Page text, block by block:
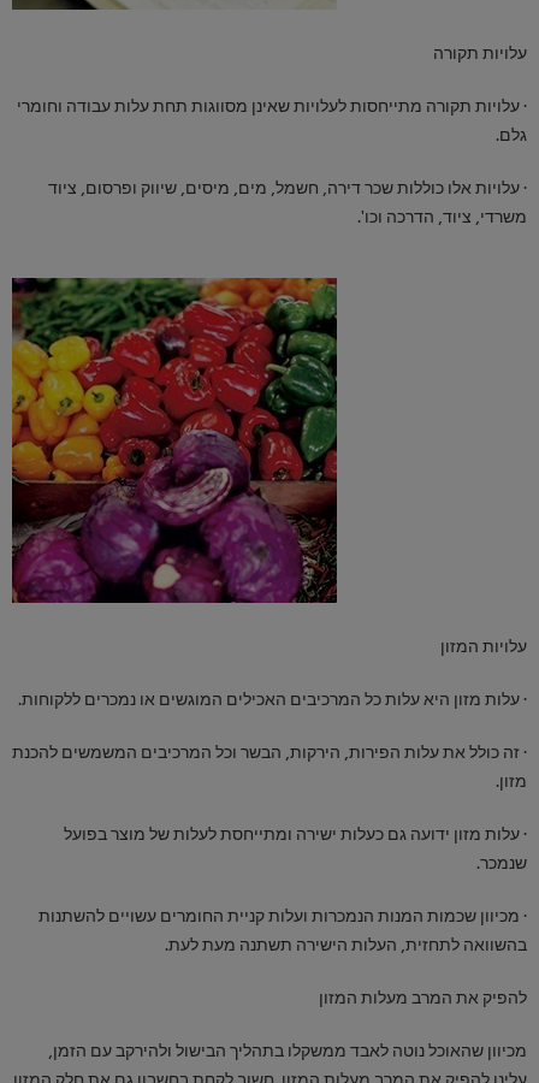
עלויות תקורה
· עלויות תקורה מתייחסות לעלויות שאינן מסווגות תחת עלות עבודה וחומרי
גלם.
· עלויות אלו כוללות שכר דירה, חשמל, מים, מיסים, שיווק ופרסום, ציוד
משרדי, ציוד, הדרכה וכו'.
עלויות המזון
· עלות מזון היא עלות כל המרכיבים האכילים המוגשים או נמכרים ללקוחות.
· זה כולל את עלות הפירות, הירקות, הבשר וכל המרכיבים המשמשים להכנת
מזון.
· עלות מזון ידועה גם כעלות ישירה ומתייחסת לעלות של מוצר בפועל
שנמכר.
· מכיוון שכמות המנות הנמכרות ועלות קניית החומרים עשויים להשתנות
בהשוואה לתחזית, העלות הישירה תשתנה מעת לעת.
להפיק את המרב מעלות המזון
מכיוון שהאוכל נוטה לאבד ממשקלו בתהליך הבישול ולהירקב עם הזמן,
עלינו להפיק את המרב מעלות המזון. חשוב לקחת בחשבון גם את חלק המזון